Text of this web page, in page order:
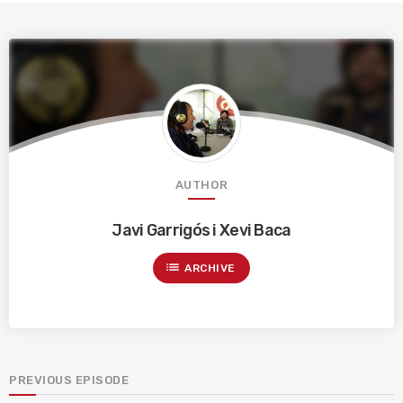
AUTHOR
Javi Garrigós i Xevi Baca
list ARCHIVE
PREVIOUS EPISODE